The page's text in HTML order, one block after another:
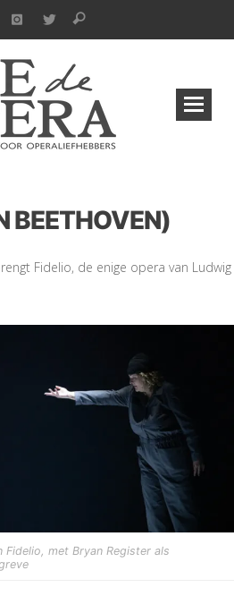
BEETHOVEN)
Fidelio, de enige opera van Ludwig
Fidelio, met Bryan Register als